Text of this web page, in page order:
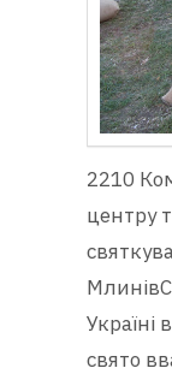
2210
центру
Україні
свято